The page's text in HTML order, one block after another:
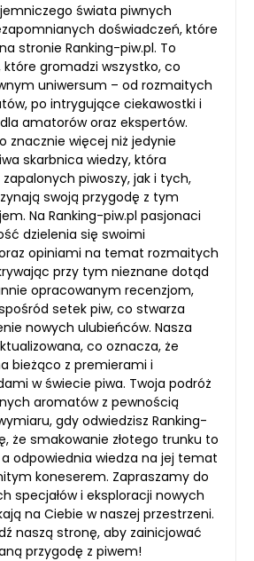
świata piwnych
doświadczeń, które
stronie Ranking-piw.pl. To
które gromadzi wszystko, co
uniwersum – od rozmaitych
po intrygujące ciekawostki i
amatorów oraz ekspertów.
znacznie więcej niż jedynie
skarbnica wiedzy, która
piwoszy, jak i tych,
swoją przygodę z tym
Na Ranking-piw.pl pasjonaci
dzielenia się swoimi
opiniami na temat rozmaitych
przy tym nieznane dotąd
opracowanym recenzjom,
setek piw, co stwarza
nowych ulubieńców. Nasza
co oznacza, że
bieżąco z premierami i
w świecie piwa. Twoja podróż
aromatów z pewnością
gdy odwiedzisz Ranking-
że smakowanie złotego trunku to
odpowiednia wiedza na jej temat
koneserem. Zapraszamy do
specjałów i eksploracji nowych
na Ciebie w naszej przestrzeni.
naszą stronę, aby zainicjować
przygodę z piwem!